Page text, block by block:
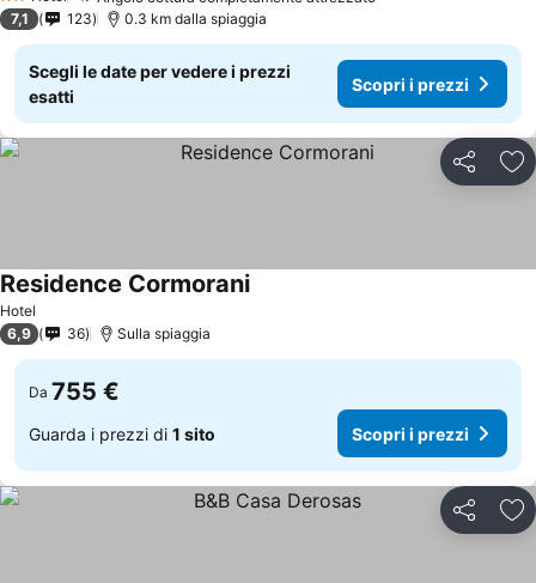
2 Stelle
7,1
123 0.3 km dalla spiaggia
Scegli le date per vedere i prezzi
esatti
Scopri i prezzi
Condividi
Hotel
Residence Cormorani
6,9 36 Sulla spiaggia
Da 755 €
Guarda i prezzi di 1 sito Scopri i prezzi
Condividi